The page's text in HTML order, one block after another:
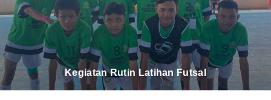
Kegiatan Daurah Tahsinul Qur'an Di SMA
Muhammadiyah 2 Makassar